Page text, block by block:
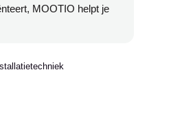
MOOTIO helpt je